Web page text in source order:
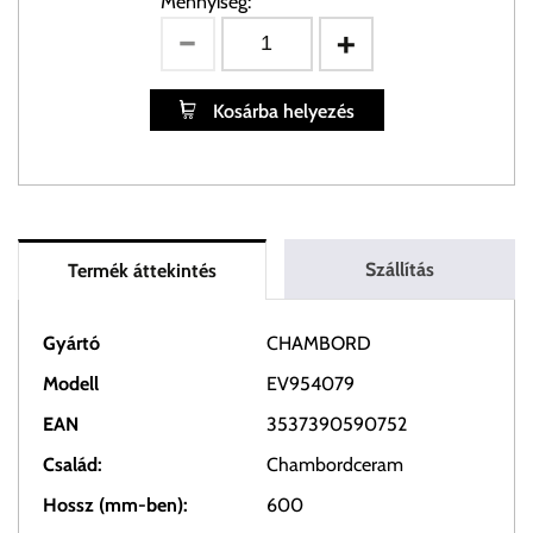
Kosárba helyezés
Termék áttekintés Szállítás
Gyártó
CHAMBORD
Modell
EV954079
EAN
3537390590752
Család:
Chambordceram
Hossz (mm-ben):
600